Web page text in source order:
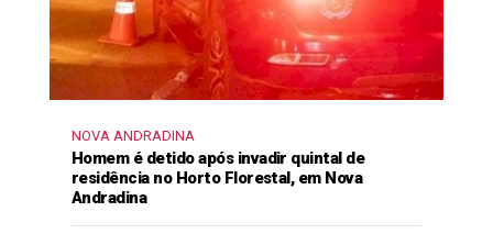
NOVA ANDRADINA
Homem é detido após invadir quintal de
residência no Horto Florestal, em Nova
Andradina